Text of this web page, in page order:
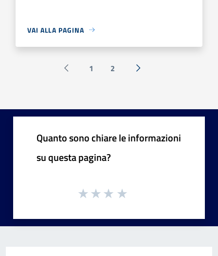
VAI ALLA PAGINA
Pagina precedente
1 2 Successiva »
Quanto sono chiare le informazioni
su questa pagina?